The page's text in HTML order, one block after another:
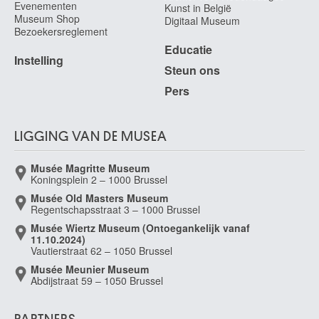
Aarau (Zwitserland) 1703 - Emmerik (Duitsland) 1780
De Belleroche Albert
(Engeland, Verenigd Koninkrijk) 1944
Aarau (Zwitserland) 1703 - Kleef, Noordrijn-Westfalen (Duitsland) 1780
De Bièvre Marie
de Bisschop Jan
Amsterdam (Nederland) 1628 - Den Haag (Nederland) 1671
De Block Eugène François
Geraardsbergen 1812 - Antwerpen 1893
de Bloot Pieter
Rotterdam (Nederland) 1601 - 1658
De Boeck Felix
Evenementen
Museum Shop
Bezoekersreglement
Instelling
Kunst in België
Digitaal Museum
Educatie
Steun ons
Pers
LIGGING VAN DE MUSEA
Musée Magritte Museum
Koningsplein 2 – 1000 Brussel
Musée Old Masters Museum
Regentschapsstraat 3 – 1000 Brussel
Musée Wiertz Museum (Ontoegankelijk vanaf
11.10.2024)
Vautierstraat 62 – 1050 Brussel
Musée Meunier Museum
Abdijstraat 59 – 1050 Brussel